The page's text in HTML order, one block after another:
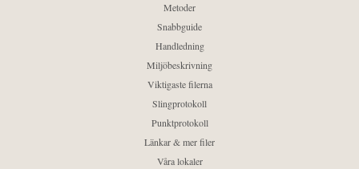
Metoder
Snabbguide
Handledning
Miljöbeskrivning
Viktigaste filerna
Slingprotokoll
Punktprotokoll
Länkar & mer filer
Våra lokaler